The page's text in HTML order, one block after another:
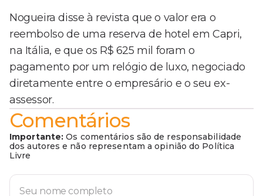
Nogueira disse à revista que o valor era o
reembolso de uma reserva de hotel em Capri,
na Itália, e que os R$ 625 mil foram o
pagamento por um relógio de luxo, negociado
diretamente entre o empresário e o seu ex-
assessor.
Comentários
Importante: Os comentários são de responsabilidade
dos autores e não representam a opinião do Política
Livre